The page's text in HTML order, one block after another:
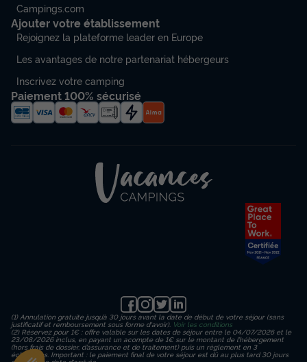
Campings.com
Ajouter votre établissement
Rejoignez la plateforme leader en Europe
Les avantages de notre partenariat hébergeurs
Inscrivez votre camping
Paiement 100% sécurisé
(1) Annulation gratuite jusqu’à 30 jours avant la date de début de votre séjour (sans
justificatif et remboursement sous forme d'avoir). Voir les conditions
(2) Réservez pour 1€ : offre valable sur les dates de séjour entre le 04/07/2026 et le
23/08/2026 inclus, en payant un acompte de 1€ sur le montant de l’hébergement
(hors frais de dossier, d’assurance et de traitement) puis un règlement en 3
échéances. Important : le paiement final de votre séjour est dû au plus tard 30 jours